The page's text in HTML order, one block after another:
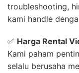
troubleshooting,
kami handle
✅ Harga Rental
Kami paham
selalu berusaha